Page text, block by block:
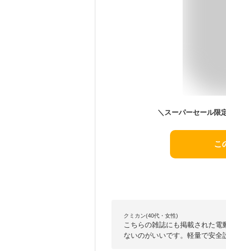
こ
クミカン(40代・女性)
こちらの雑誌にも掲載された
ないのがいいです。軽量で安